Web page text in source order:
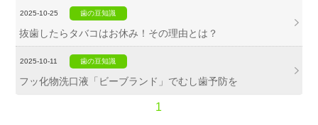
2025-10-25 歯の豆知識
抜歯したらタバコはお休み！その理由とは？
2025-10-11 歯の豆知識
フッ化物洗口液「ビーブランド」でむし歯予防を
1